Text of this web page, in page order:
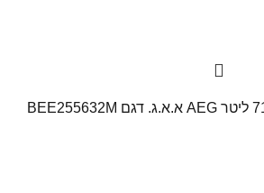
תנור בנוי רב תכליתי 71 ליטר AEG א.א.ג. דגם BEE255632M